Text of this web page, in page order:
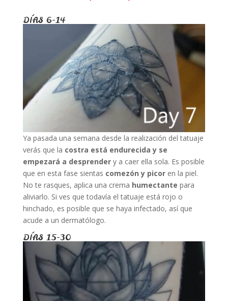
DÍAS 6-14
Ya pasada una semana desde la realización del tatuaje
verás que la costra está endurecida y se
empezará a desprendery a caer ella sola. Es posible
que en esta fase sientas comezón y picoren la piel.
No te rasques, aplica una crema humectante para
aliviarlo. Si ves que todavía el tatuaje está rojo o
hinchado, es posible que se haya infectado, así que
acude a un dermatólogo.
DÍAS 15-30